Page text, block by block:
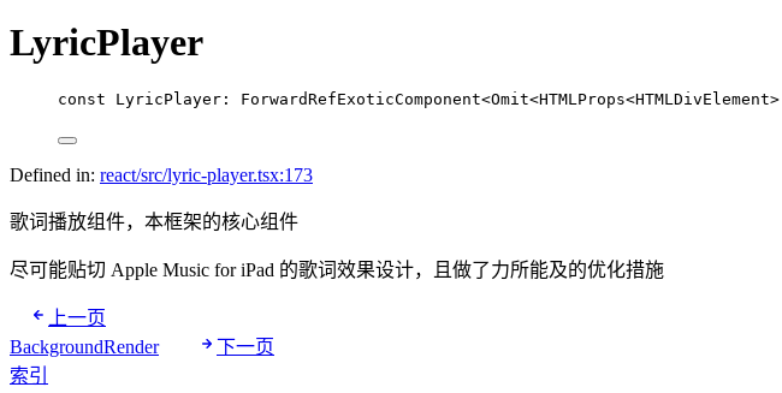
LyricPlayer
const LyricPlayer : ForwardRefExoticComponent<Omit<HTMLProps<HTMLDivElement>
Defined in: react/src/lyric-player.tsx:173
歌词播放组件，本框架的核心组件
尽可能贴切 Apple Music for iPad 的歌词效果设计，且做了力所能及的优化措施
上一页
BackgroundRender
下一页
索引